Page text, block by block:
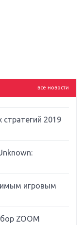
все новости
Microsoft и
2019
игровым
ZOOM